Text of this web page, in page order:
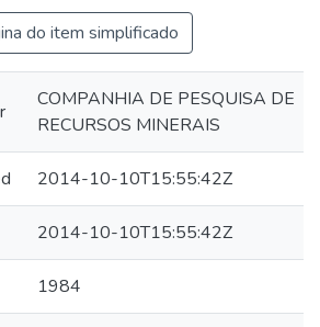
do item simplificado
COMPANHIA DE PESQUISA DE
RECURSOS MINERAIS
2014-10-10T15:55:42Z
2014-10-10T15:55:42Z
1984